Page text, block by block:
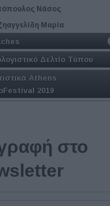
Νάσος
Μαρία
Δελτίο Τύπου
Athens
2019
στο